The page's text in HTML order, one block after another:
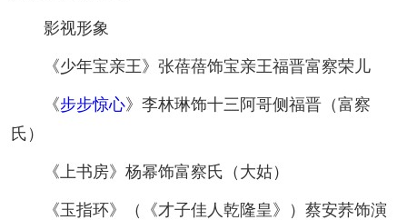
影视形象
《少年宝亲王》张蓓蓓饰宝亲王福晋富察荣儿
《步步惊心》李林琳饰十三阿哥侧福晋（富察
氏）
《上书房》杨幂饰富察氏（大姑）
《玉指环》（《才子佳人乾隆皇》）蔡安荞饰演